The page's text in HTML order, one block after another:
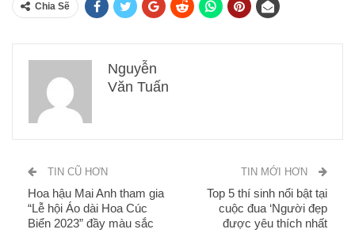
Chia Sẽ
Nguyễn
Văn Tuấn
TIN CŨ HƠN
Hoa hậu Mai Anh tham gia
“Lễ hội Áo dài Hoa Cúc
Biển 2023” đầy màu sắc
TIN MỚI HƠN
Top 5 thí sinh nổi bật tại
cuộc đua ‘Người đẹp
được yêu thích nhất